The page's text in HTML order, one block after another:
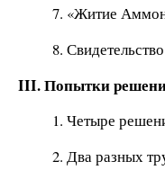
7. «Житие
8.
III. Попытки
1. Четыре
2. Два разных